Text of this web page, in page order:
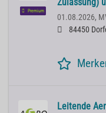
Premium
01.08.2026,
84450
Leitende